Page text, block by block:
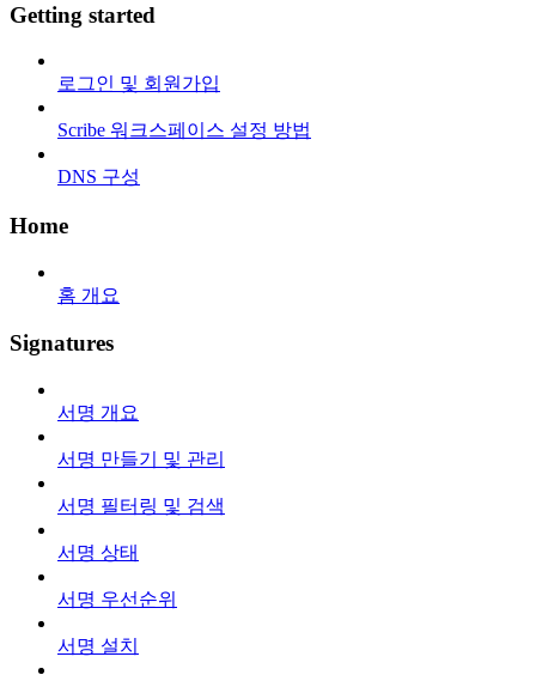
Getting started
로그인 및 회원가입
Scribe 워크스페이스 설정 방법
DNS 구성
Home
홈 개요
Signatures
서명 개요
서명 만들기 및 관리
서명 필터링 및 검색
서명 상태
서명 우선순위
서명 설치